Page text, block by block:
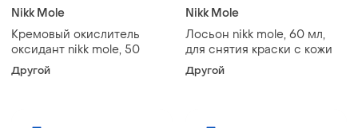
Nikk Mole
Кремовый окислитель
оксидант nikk mole, 50
Другой
Nikk Mole
Лосьон nikk mole, 60 мл,
для снятия краски с кожи
Другой